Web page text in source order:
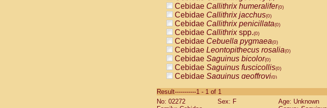
Cebidae Callithrix humeralifer(0)
Cebidae Callithrix jacchus(0)
Cebidae Callithrix penicillata(0)
Cebidae Callithrixspp.(0)
Cebidae Cebuella pygmaea(0)
Cebidae Leontopithecus rosalia(0)
Cebidae Saguinus bicolor(0)
Cebidae Saguinus fuscicollis(0)
Cebidae Saguinus geoffroyi(0)
CebidaeSaguinus labiatus(0)
Cebidae Saguinus leucopus (0)
Result-----------1 - 1 of 1
No: 02272
Sex: F
Age: Unknown